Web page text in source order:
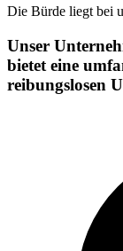
Die Bürde liegt bei
Unser
bietet eine
reibungslosen